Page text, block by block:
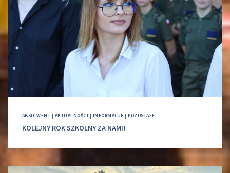
ABSOLWENT | AKTUALNOŚCI | INFORMACJE |POZOSTAŁE
KOLEJNY ROK SZKOLNY ZA NAMI!